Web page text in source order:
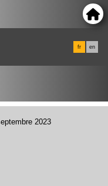
fr en
2023